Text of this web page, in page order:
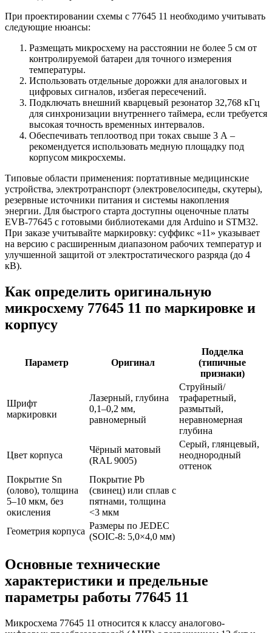
При проектировании схемы с 77645 11 необходимо учитывать
следующие нюансы:
Размещать микросхему на расстоянии не более 5 см от
контролируемой батареи для точного измерения
температуры.
Использовать отдельные дорожки для аналоговых и
цифровых сигналов, избегая пересечений.
Подключать внешний кварцевый резонатор 32,768 кГц
для синхронизации внутреннего таймера, если требуется
высокая точность временных интервалов.
Обеспечивать теплоотвод при токах свыше 3 А –
рекомендуется использовать медную площадку под
корпусом микросхемы.
Типовые области применения: портативные медицинские
устройства, электротранспорт (электровелосипеды, скутеры),
резервные источники питания и системы накопления
энергии. Для быстрого старта доступны оценочные платы
EVB-77645 с готовыми библиотеками для Arduino и STM32.
При заказе учитывайте маркировку: суффикс «11» указывает
на версию с расширенным диапазоном рабочих температур и
улучшенной защитой от электростатического разряда (до 4
кВ).
Как определить оригинальную
микросхему 77645 11 по маркировке и
корпусу
Параметр Оригинал
Подделка
(типичные
признаки)
Шрифт
маркировки
Лазерный, глубина
0,1–0,2 мм,
равномерный
Струйный/
трафаретный,
размытый,
неравномерная
глубина
Цвет корпуса
Чёрный матовый
(RAL 9005)
Серый, глянцевый,
неоднородный
оттенок
Покрытие Sn
(олово), толщина
5–10 мкм, без
окисления
Покрытие Pb
(свинец) или сплав с
пятнами, толщина
<3 мкм
Геометрия корпуса
Размеры по JEDEC
(SOIC-8: 5,0×4,0 мм)
Основные технические
характеристики и предельные
параметры работы 77645 11
Микросхема 77645 11 относится к классу аналогово-